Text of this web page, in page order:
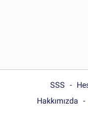
SSS
Hakkımızda